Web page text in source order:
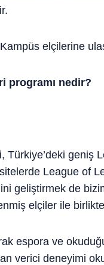
elçilerine
programı nedir?
Türkiye’deki geniş
League of
geliştirmek de
elçiler ile
espora ve
verici deneyimi